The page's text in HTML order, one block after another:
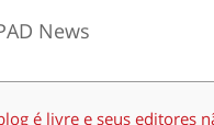
News
é livre e seus editores